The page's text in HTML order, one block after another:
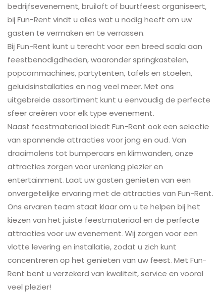
bedrijfsevenement, bruiloft of buurtfeest organiseert,
bij Fun-Rent vindt u alles wat u nodig heeft om uw
gasten te vermaken en te verrassen.
Bij Fun-Rent kunt u terecht voor een breed scala aan
feestbenodigdheden, waaronder springkastelen,
popcornmachines, partytenten, tafels en stoelen,
geluidsinstallaties en nog veel meer. Met ons
uitgebreide assortiment kunt u eenvoudig de perfecte
sfeer creëren voor elk type evenement.
Naast feestmateriaal biedt Fun-Rent ook een selectie
van spannende attracties voor jong en oud. Van
draaimolens tot bumpercars en klimwanden, onze
attracties zorgen voor urenlang plezier en
entertainment. Laat uw gasten genieten van een
onvergetelijke ervaring met de attracties van Fun-Rent.
Ons ervaren team staat klaar om u te helpen bij het
kiezen van het juiste feestmateriaal en de perfecte
attracties voor uw evenement. Wij zorgen voor een
vlotte levering en installatie, zodat u zich kunt
concentreren op het genieten van uw feest. Met Fun-
Rent bent u verzekerd van kwaliteit, service en vooral
veel plezier!